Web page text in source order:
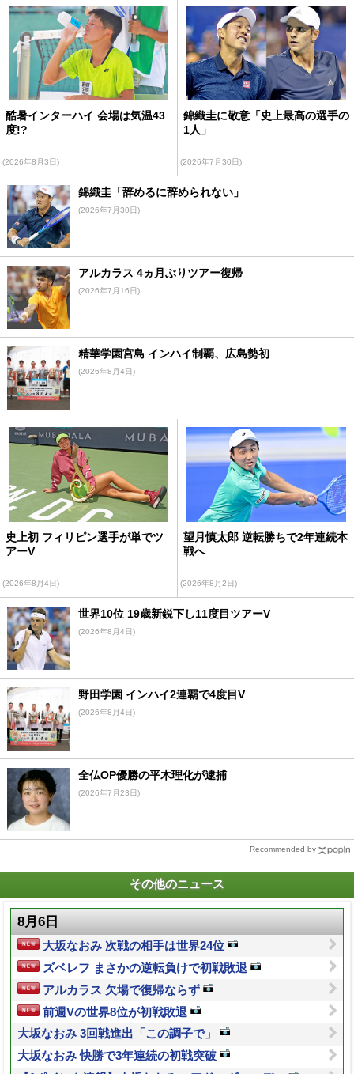
酷暑インターハイ 会場は気温43
度!?
(2026年8月3日)
錦織圭に敬意「史上最高の選手の
1人」
(2026年7月30日)
錦織圭「辞めるに辞められない」
(2026年7月30日)
アルカラス 4ヵ月ぶりツアー復帰
(2026年7月16日)
精華学園宮島 インハイ制覇、広島勢初
(2026年8月4日)
史上初 フィリピン選手が単でツ
アーV
(2026年8月4日)
望月慎太郎 逆転勝ちで2年連続本
戦へ
(2026年8月2日)
世界10位 19歳新鋭下し11度目ツアーV
(2026年8月4日)
野田学園 インハイ2連覇で4度目V
(2026年8月4日)
全仏OP優勝の平木理化が逮捕
(2026年7月23日)
Recommended by
その他のニュース
8月6日
大坂なおみ 次戦の相手は世界24位
ズベレフ まさかの逆転負けで初戦敗退
アルカラス 欠場で復帰ならず
前週Vの世界8位が初戦敗退
大坂なおみ 3回戦進出「この調子で」
大坂なおみ 快勝で3年連続の初戦突破